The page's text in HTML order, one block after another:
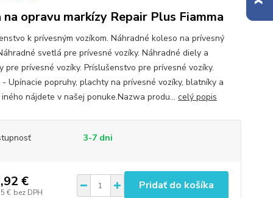
na opravu markízy Repair Plus Fiamma
k prívesným vozíkom. Náhradné koleso na prívesný
svetlá pre prívesné vozíky. Náhradné diely a
pre prívesné vozíky. Príslušenstvo pre prívesné vozíky.
Upínacie popruhy, plachty na prívesné vozíky, blatníky a
nájdete v našej ponuke.Nazwa produ... celý popis
3-7 dni
€
€ bez DPH
Pridať do košíka